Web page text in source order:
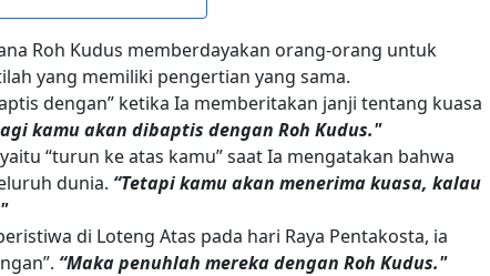
Roh Kudus memberdayakan orang-orang untuk
yang memiliki pengertian yang sama.
dengan” ketika Ia memberitakan janji tentang kuasa
kamu akan dibaptis dengan Roh Kudus."
“turun ke atas kamu” saat Ia mengatakan bahwa
dunia. “Tetapi kamu akan menerima kuasa, kalau
di Loteng Atas pada hari Raya Pentakosta, ia
“Maka penuhlah mereka dengan Roh Kudus."